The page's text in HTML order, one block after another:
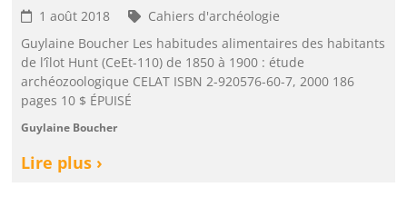
1 août 2018
Cahiers d'archéologie
Guylaine Boucher Les habitudes alimentaires des habitants
de l’îlot Hunt (CeEt-110) de 1850 à 1900 : étude
archéozoologique CELAT ISBN 2-920576-60-7, 2000 186
pages 10 $ ÉPUISÉ
Guylaine Boucher
Lire plus ›